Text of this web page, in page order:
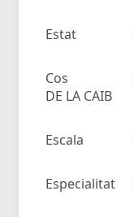
Estat
Cos
DE LA CAIB
Escala
Especialitat